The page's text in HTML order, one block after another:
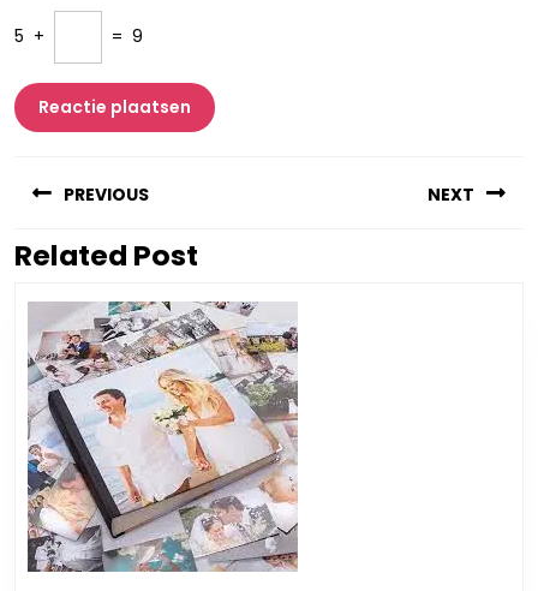
5 + = 9
PREVIOUS
Vorig
NEXT
Related Post